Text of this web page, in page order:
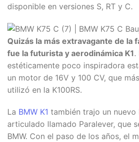
disponible en versiones S, RT y C.
Quizás la más extravagante de la
fue la futurista y aerodinámica K1.
estéticamente poco inspiradora
un motor de 16V y 100 CV, que
utilizó en la K100RS.
La BMW K1 también trajo un nuevo
articulado llamado Paralever, que
BMW. Con el paso de los años, el